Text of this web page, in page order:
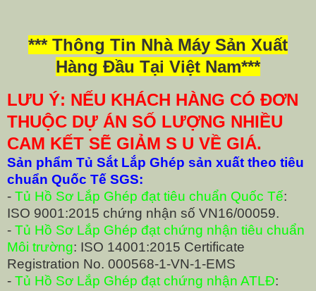
*** Thông Tin Nhà Máy Sản Xuất
Hàng Đầu Tại Việt Nam***
LƯU Ý: NẾU KHÁCH HÀNG CÓ ĐƠN
THUỘC DỰ ÁN SỐ LƯỢNG NHIỀU
CAM KẾT SẼ GIẢM S U VỀ GIÁ.
Sản phẩm Tủ Sắt Lắp Ghép sản xuất theo tiêu
chuẩn Quốc Tế SGS:
- Tủ Hồ Sơ Lắp Ghép đạt tiêu chuẩn Quốc Tế:
ISO 9001:2015 chứng nhận số VN16/00059.
- Tủ Hồ Sơ Lắp Ghép đạt chứng nhận tiêu chuẩn
Môi trường: ISO 14001:2015 Certificate
Registration No. 000568-1-VN-1-EMS
- Tủ Hồ Sơ Lắp Ghép đạt chứng nhận ATLĐ: